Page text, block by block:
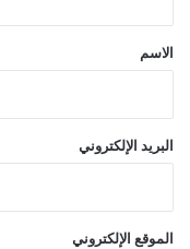
*الاسم
البريد الإلكتروني
الموقع الإلكتروني